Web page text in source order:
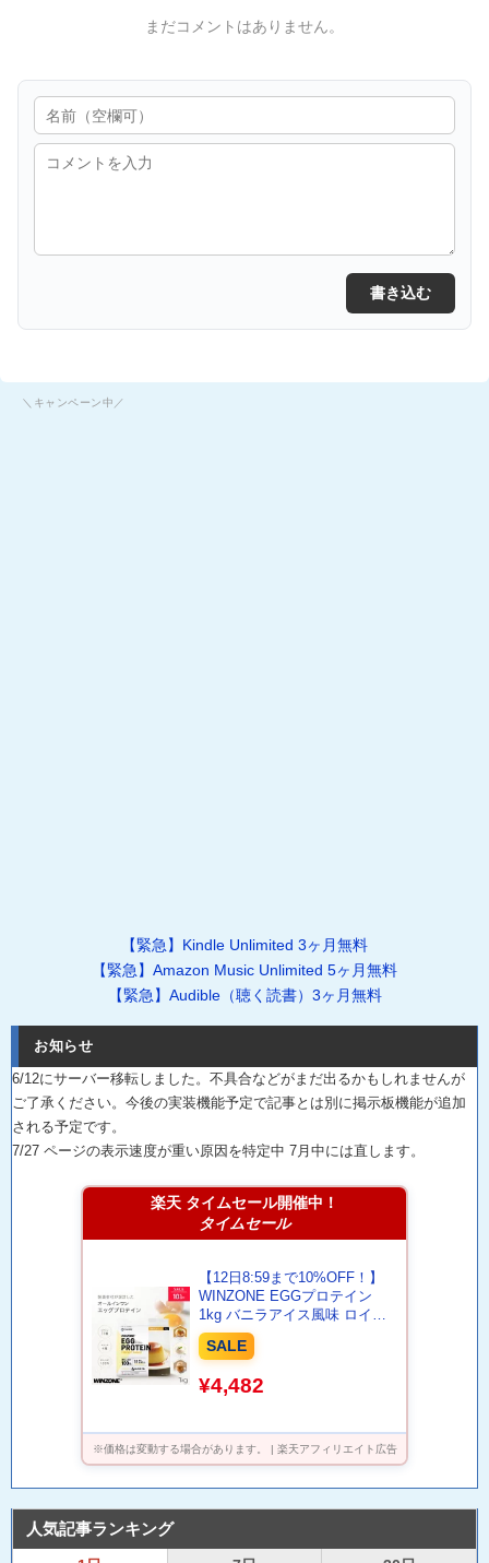
まだコメントはありません。
書き込む
＼キャンペーン中／
【緊急】Kindle Unlimited 3ヶ月無料
【緊急】Amazon Music Unlimited 5ヶ月無料
【緊急】Audible（聴く読書）3ヶ月無料
お知らせ
6/12にサーバー移転しました。不具合などがまだ出るかもしれませんが
ご了承ください。今後の実装機能予定で記事とは別に掲示板機能が追加
される予定です。
7/27 ページの表示速度が重い原因を特定中 7月中には直します。
楽天 タイムセール開催中！
タイムセール
【12日8:59まで10%OFF！】
WINZONE EGGプロテイン
1kg バニラアイス風味 ロイヤ
ルミルクティー風味 濃厚カラ
メルプリン風味 プロテイン エ
日本新薬
SALE
¥4,482
※価格は変動する場合があります。 | 楽天アフィリエイト広告
人気記事ランキング